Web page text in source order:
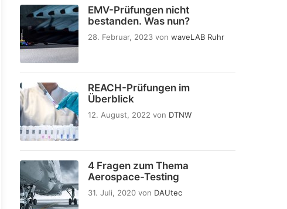
EMV-Prüfungen nicht
bestanden. Was nun?
28. Februar, 2023 von waveLAB Ruhr
REACH-Prüfungen im
Überblick
12. August, 2022 von DTNW
4 Fragen zum Thema
Aerospace-Testing
31. Juli, 2020 von DAUtec